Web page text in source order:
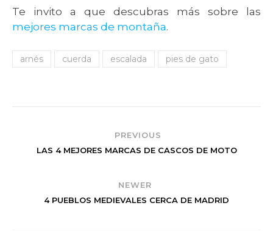
Te invito a que descubras más sobre las
mejores marcas de montaña.
arnés cuerda escalada pies de gato
PREVIOUS
LAS 4 MEJORES MARCAS DE CASCOS DE MOTO
NEWER
4 PUEBLOS MEDIEVALES CERCA DE MADRID